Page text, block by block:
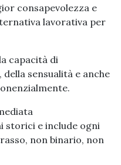
consapevolezza e
lavorativa per
capacità di
sensualità e anche
storici e include ogni
non binario, non